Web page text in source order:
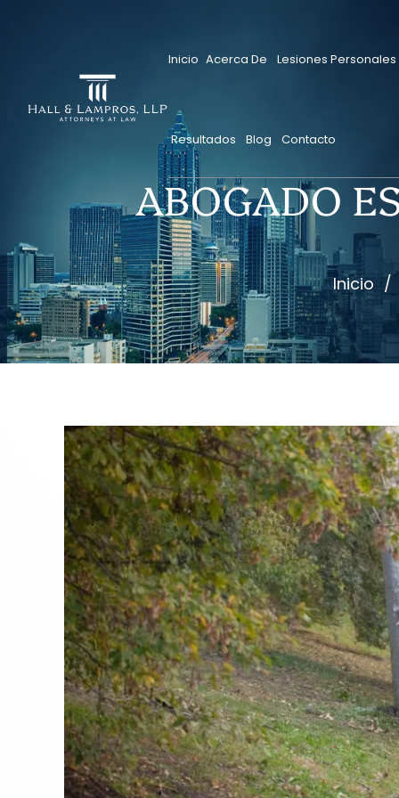
Inicio Acerca De Lesiones Personales
Resultados Blog Contacto
ABOGADO
Inicio /